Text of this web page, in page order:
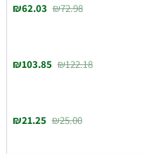
₪72.98
₪62.03
₪122.18
₪103.85
₪25.00
₪21.25